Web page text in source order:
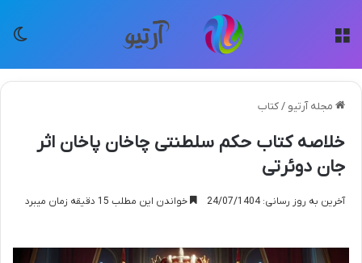
مجله آرتیو /کتاب
خلاصه کتاب حکم سلطنتی چاخان پاخان اثر
جان دوئرتی
آخرین به روز رسانی: 24/07/1404 خواندن این مطلب 15 دقیقه زمان میبرد